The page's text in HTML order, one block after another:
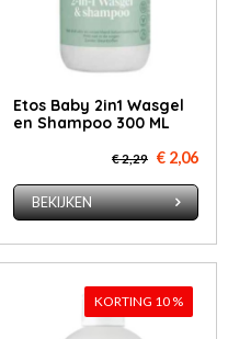
Etos Baby 2in1 Wasgel
en Shampoo 300 ML
€ 2,29 € 2,06
BEKIJKEN
KORTING 10 %